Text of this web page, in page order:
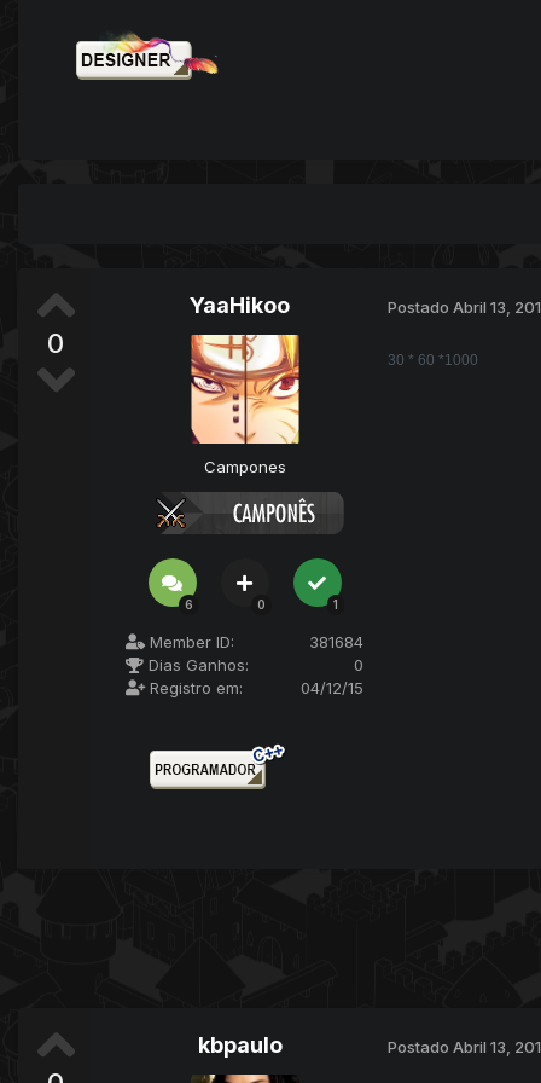
0
YaaHikoo
Campones
6 0 1
Member ID:
381684
Dias Ganhos:
0
Registro em:
04/12/15
Postado Abril 13,
30 * 60 *1000
kbpaulo Postado Abril 13,